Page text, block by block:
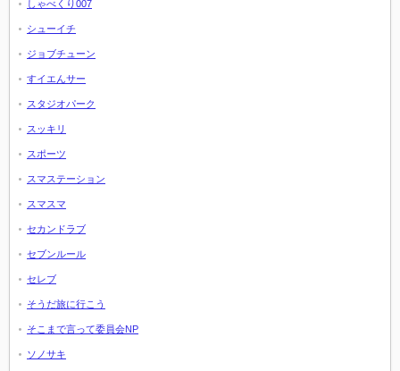
しゃべくり007
シューイチ
ジョブチューン
すイエんサー
スタジオパーク
スッキリ
スポーツ
スマステーション
スマスマ
セカンドラブ
セブンルール
セレブ
そうだ旅に行こう
そこまで言って委員会NP
ソノサキ